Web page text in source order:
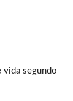
vida segundo